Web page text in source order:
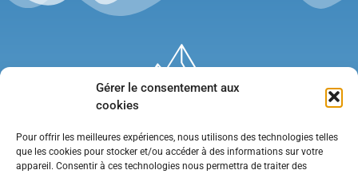
Gérer le consentement aux
cookies
Pour offrir les meilleures expériences, nous utilisons des technologies telles
que les cookies pour stocker et/ou accéder à des informations sur votre
appareil. Consentir à ces technologies nous permettra de traiter des